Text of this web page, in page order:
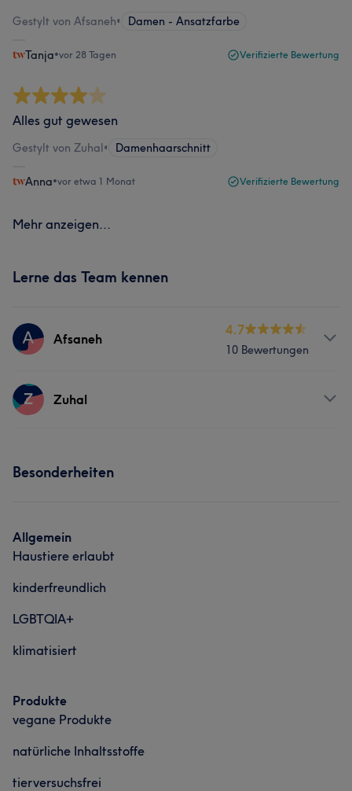
Gestylt von Afsaneh• Damen - Ansatzfarbe
Tanja•vor 28 Tagen Verifizierte Bewertung
Alles gut gewesen
Gestylt von Zuhal• Damenhaarschnitt
Anna•vor etwa 1 Monat Verifizierte Bewertung
Mehr anzeigen...
Lerne das Team kennen
Afsaneh
4.7
10 Bewertungen
Services
Portfolio
Z Zuhal
Besonderheiten
Allgemein
Haustiere erlaubt
kinderfreundlich
LGBTQIA+
klimatisiert
Produkte
vegane Produkte
natürliche Inhaltsstoffe
tierversuchsfrei